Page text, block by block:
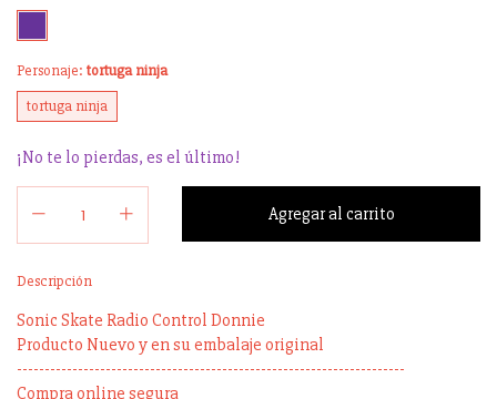
Personaje: tortuga ninja
tortuga ninja
¡No te lo pierdas, es el último!
Descripción
Sonic Skate Radio Control Donnie
Producto Nuevo y en su embalaje original
----------------------------------------------------------------------
Compra online segura